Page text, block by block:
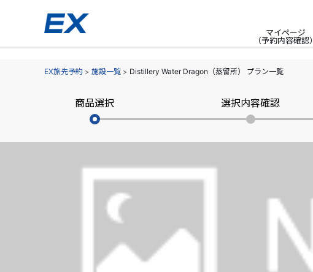
マイページ
（予約内容確認）
EX旅先予約 施設一覧 Distillery Water Dragon（蒸留所） プラン一覧
商品選択 選択内容確認